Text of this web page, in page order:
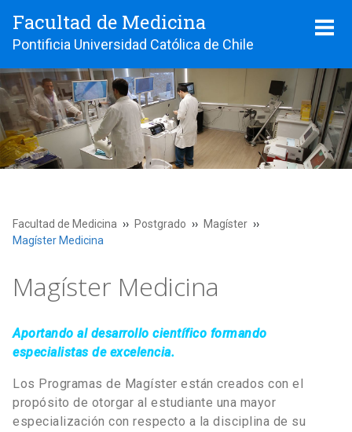
Facultad de Medicina
Pontificia Universidad Católica de Chile
Facultad de Medicina Postgrado
Magíster
Magíster Medicina
Magíster Medicina
Aportando al desarrollo científico formando
especialistas de excelencia.
Los Programas de Magíster están creados con el
propósito de otorgar al estudiante una mayor
especialización con respecto a la disciplina de su